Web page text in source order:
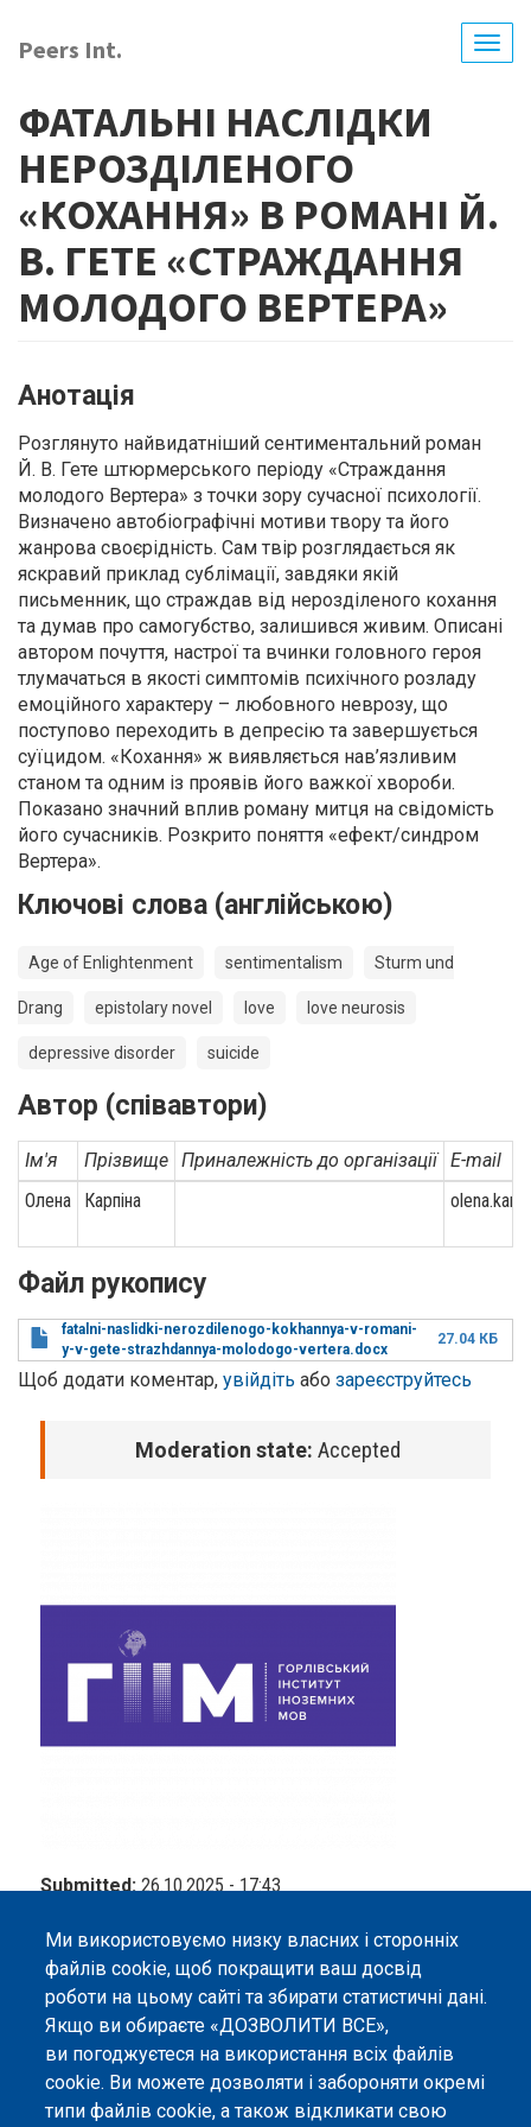
до
основного
Peers Int.
ФАТАЛЬНІ НАСЛІДКИ
НЕРОЗДІЛЕНОГО
«КОХАННЯ» В РОМАНІ Й.
В. ГЕТЕ «СТРАЖДАННЯ
МОЛОДОГО ВЕРТЕРА»
Анотація
Розглянуто найвидатніший сентиментальний роман
Й. В. Гете штюрмерського періоду «Страждання
молодого Вертера» з точки зору сучасної психології.
Визначено автобіографічні мотиви твору та його
жанрова своєрідність. Сам твір розглядається як
яскравий приклад сублімації, завдяки якій
письменник, що страждав від нерозділеного кохання
та думав про самогубство, залишився живим. Описані
автором почуття, настрої та вчинки головного героя
тлумачаться в якості симптомів психічного розладу
емоційного характеру – любовного неврозу, що
поступово переходить в депресію та завершується
суїцидом. «Кохання» ж виявляється нав’язливим
станом та одним із проявів його важкої хвороби.
Показано значний вплив роману митця на свідомість
його сучасників. Розкрито поняття «ефект/синдром
Вертера».
Ключові слова (англійською)
Age of Enlightenment sentimentalism Sturm und
Drang epistolary novel love love neurosis
depressive disorder suicide
Автор (співавтори)
Ім'я Прізвище Приналежність до організації E-mail
Олена
Карпіна
Файл рукопису
fatalni-naslidki-nerozdilenogo-kokhannya-v-romani-
y-v-gete-strazhdannya-molodogo-vertera.docx
27.04 КБ
Щоб додати коментар, увійдіть або зареєструйтесь
Moderation state: Accepted
Submitted:26.10.2025 - 17:43
Ми використовуємо низку власних і сторонніх
файлів cookie, щоб покращити ваш досвід
роботи на цьому сайті та збирати статистичні дані.
Якщо ви обираєте «ДОЗВОЛИТИ ВСЕ»,
ви погоджуєтеся на використання всіх файлів
cookie. Ви можете дозволяти і забороняти окремі
типи файлів cookie, а також відкликати свою
Peers International , платформа відкритого
рецензування, 2023-2026. |Налаштування файлів